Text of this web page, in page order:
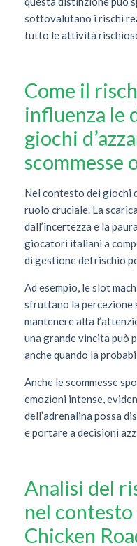
sottovalutano i rischi
tutto le attività
Come il
influenza le
giochi
scommesse
Nel contesto dei giochi
ruolo cruciale. La
dall’incertezza e la
giocatori italiani a
di gestione del rischio
Ad esempio, le slot
sfruttano la
mantenere alta
una grande vincita può
anche quando la
Anche le scommesse
emozioni intense,
dell’adrenalina possa
e portare a decisioni
Analisi del
nel
Chicken